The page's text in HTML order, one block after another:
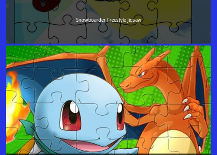
Snowboarder Freestyle Jigsaw